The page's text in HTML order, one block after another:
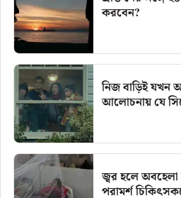
করবেন?
নিজ বাড়িই যখন
আলোচনায় যে
জ্বর হলে অবহেলা
পরামর্শ